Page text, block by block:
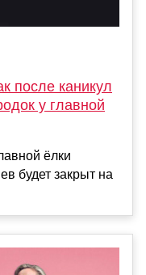
после каникул
у главной
ёлки
будет закрыт на